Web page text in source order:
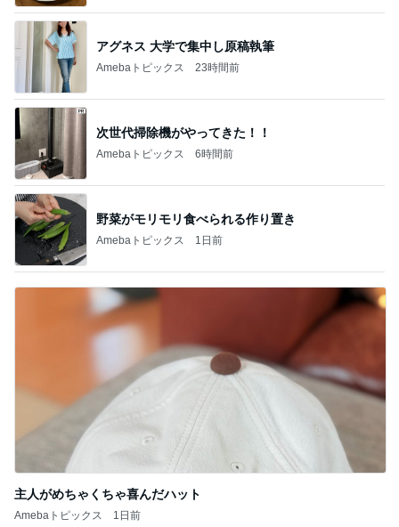
アグネス 大学で集中し原稿執筆
Amebaトピックス 23時間前
次世代掃除機がやってきた！！
Amebaトピックス 6時間前
野菜がモリモリ食べられる作り置き
Amebaトピックス 1日前
主人がめちゃくちゃ喜んだハット
Amebaトピックス 1日前